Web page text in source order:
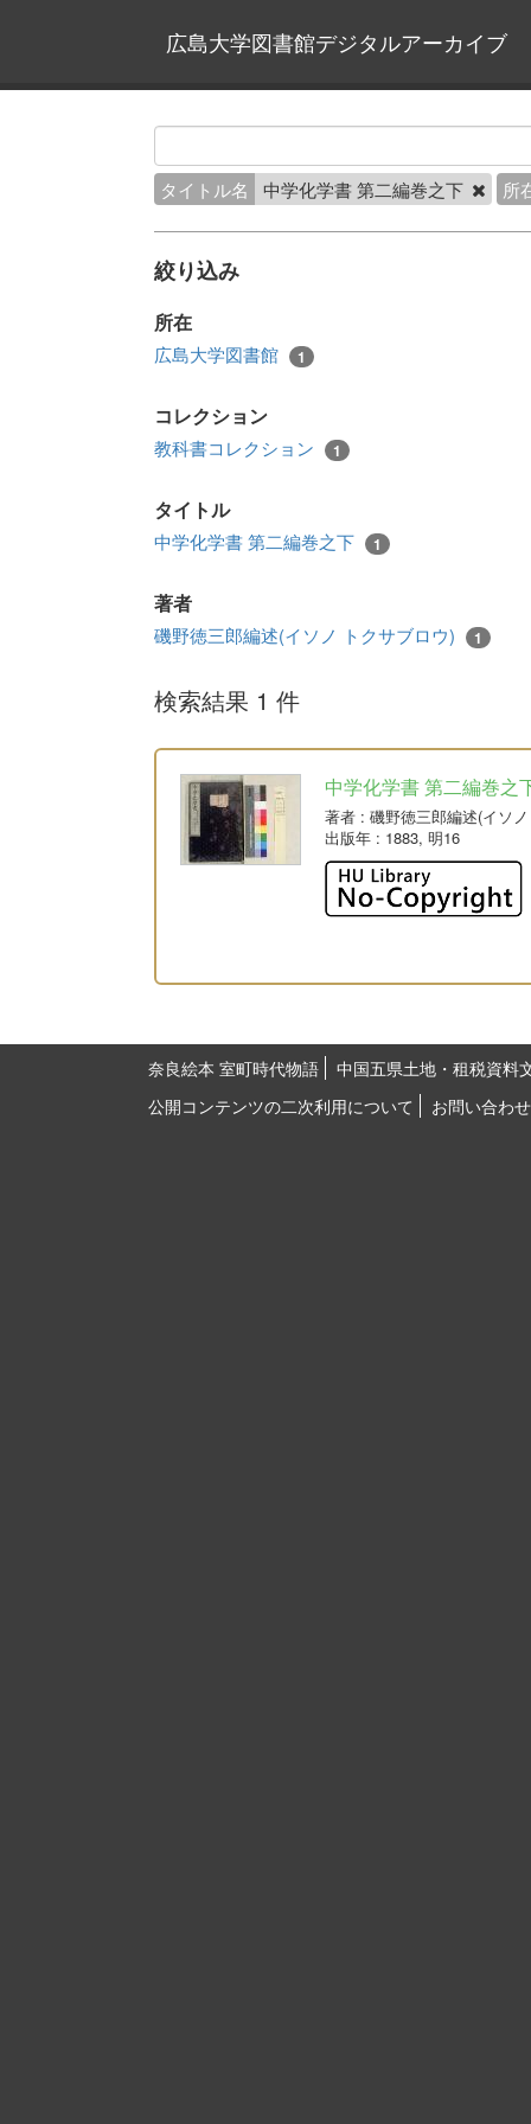
広島大学図書館デジタルアーカイブ
タイトル名 中学化学書 第二編巻之下 所
絞り込み
所在
広島大学図書館 1
コレクション
教科書コレクション 1
タイトル
中学化学書 第二編巻之下 1
著者
磯野徳三郎編述(イソノ トクサブロウ) 1
検索結果 1 件
中学化学書 第二編巻之
著者 : 磯野徳三郎編述(イソ
出版年 : 1883, 明16
奈良絵本 室町時代物語
中国五県土地・租税資料
公開コンテンツの二次利用について
お問い合わせ